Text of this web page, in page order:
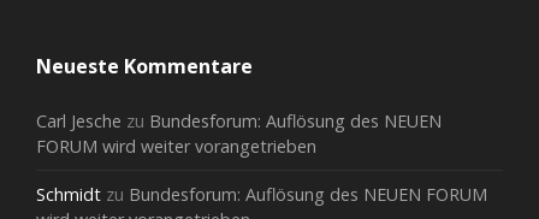
Neueste Kommentare
Carl Jesche zu Bundesforum: Auflösung des NEUEN
FORUM wird weiter vorangetrieben
Schmidt zu Bundesforum: Auflösung des NEUEN FORUM